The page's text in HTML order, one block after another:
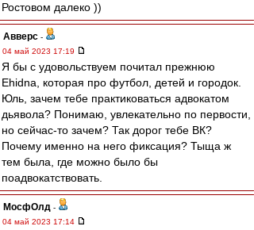
Ростовом далеко ))
Авверс -
04 май 2023 17:19
Я бы с удовольствуем почитал прежнюю
Ehidna, которая про футбол, детей и городок.
Юль, зачем тебе практиковаться адвокатом
дьявола? Понимаю, увлекательно по первости,
но сейчас-то зачем? Так дорог тебе ВК?
Почему именно на него фиксация? Тыща ж
тем была, где можно было бы
поадвокатствовать.
МосфОлд -
04 май 2023 17:14